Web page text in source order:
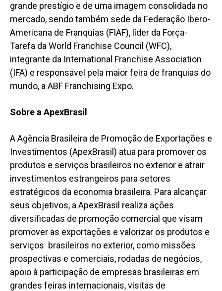
grande prestígio e de uma imagem consolidada no
mercado, sendo também sede da Federação Ibero-
Americana de Franquias (FIAF), líder da Força-
Tarefa da World Franchise Council (WFC),
integrante da International Franchise Association
(IFA) e responsável pela maior feira de franquias do
mundo, a ABF Franchising Expo.
Sobre a ApexBrasil
A Agência Brasileira de Promoção de Exportações e
Investimentos (ApexBrasil) atua para promover os
produtos e serviços brasileiros no exterior e atrair
investimentos estrangeiros para setores
estratégicos da economia brasileira. Para alcançar
seus objetivos, a ApexBrasil realiza ações
diversificadas de promoção comercial que visam
promover as exportações e valorizar os produtos e
serviços brasileiros no exterior, como missões
prospectivas e comerciais, rodadas de negócios,
apoio à participação de empresas brasileiras em
grandes feiras internacionais, visitas de